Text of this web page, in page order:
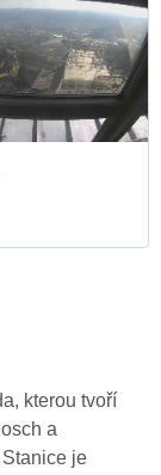
kterou tvoří
a
je